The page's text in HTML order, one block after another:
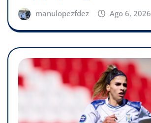
manulopezfdez Ago 6, 2026